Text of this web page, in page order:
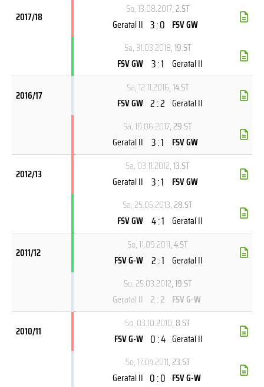
2017/18
So, 13.08.2017, 2.ST
Geratal II 3 : 0 FSV GW
Sa, 31.03.2018, 19.ST
FSV GW 3 : 1 Geratal II
2016/17
Sa, 12.11.2016, 14.ST
FSV GW 2 : 2 Geratal II
Sa, 10.06.2017, 29.ST
Geratal II 3 : 1 FSV GW
2012/13
Sa, 03.11.2012, 13.ST
Geratal II 3 : 1
FSV GW
Sa, 25.05.2013, 28.ST
FSV GW 4 : 1 Geratal II
2011/12
So, 11.09.2011, 4.ST
FSV G-W 2 : 1 Geratal II
So, 25.03.2012, 19.ST
Geratal II 2 : 2 FSV G-W
2010/11
So, 03.10.2010, 8.ST
FSV G-W 0 : 4 Geratal II
So, 17.04.2011, 23.ST
Geratal II 0 : 0 FSV G-W